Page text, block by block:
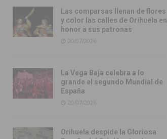
Las comparsas llenan de flores
y color las calles de Orihuela en
honor a sus patronas
20/07/2026
La Vega Baja celebra a lo
grande el segundo Mundial de
España
20/07/2026
Orihuela despide la Gloriosa